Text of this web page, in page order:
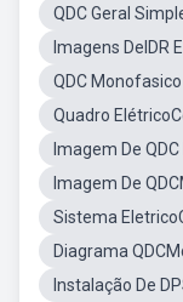
QDC Geral
Imagens DeIDR
QDC
Quadro
Imagem De
Imagem De
Sistema
Diagrama
Instalação De